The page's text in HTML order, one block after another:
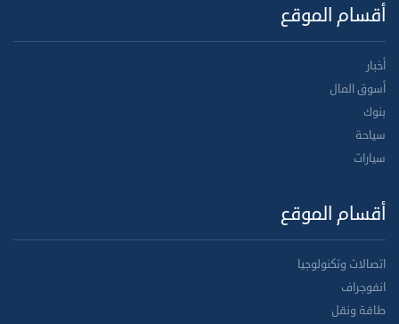
أقسام الموقع
أخبار
أسوق المال
بنوك
سياحة
سيارات
أقسام الموقع
اتصالات وتكنولوجيا
انفوجراف
طاقة ونقل